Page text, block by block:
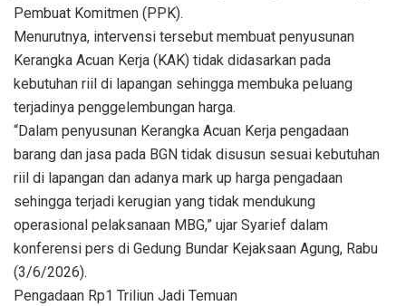
Pembuat Komitmen (PPK).
Menurutnya, intervensi tersebut membuat penyusunan
Kerangka Acuan Kerja (KAK) tidak didasarkan pada
kebutuhan riil di lapangan sehingga membuka peluang
terjadinya penggelembungan harga.
“Dalam penyusunan Kerangka Acuan Kerja pengadaan
barang dan jasa pada BGN tidak disusun sesuai kebutuhan
riil di lapangan dan adanya mark up harga pengadaan
sehingga terjadi kerugian yang tidak mendukung
operasional pelaksanaan MBG,” ujar Syarief dalam
konferensi pers di Gedung Bundar Kejaksaan Agung, Rabu
(3/6/2026).
Pengadaan Rp1 Triliun Jadi Temuan